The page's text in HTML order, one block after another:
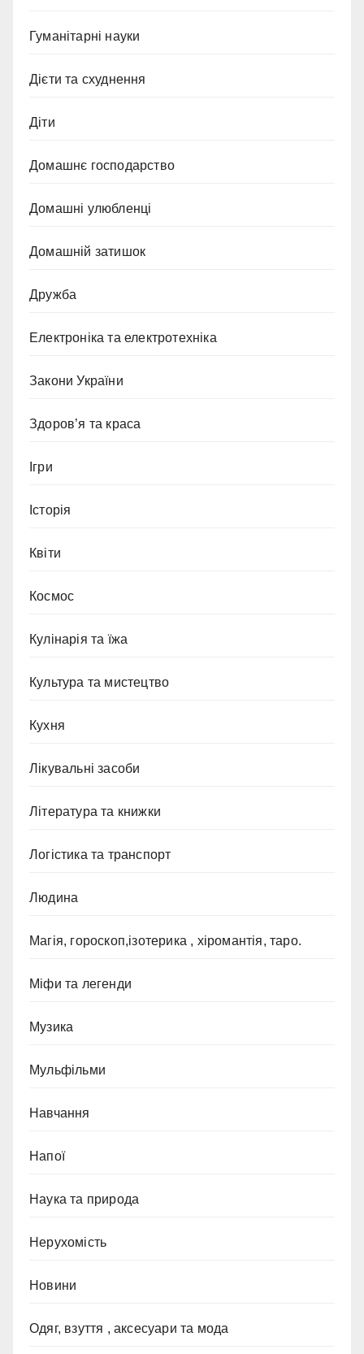
Гуманітарні науки
Дієти та схуднення
Діти
Домашнє господарство
Домашні улюбленці
Домашній затишок
Дружба
Електроніка та електротехніка
Закони України
Здоров’я та краса
Ігри
Історія
Квіти
Космос
Кулінарія та їжа
Культура та мистецтво
Кухня
Лікувальні засоби
Література та книжки
Логістика та транспорт
Людина
Магія, гороскоп,ізотерика , хіромантія, таро.
Міфи та легенди
Музика
Мульфільми
Навчання
Напої
Наука та природа
Нерухомість
Новини
Одяг, взуття , аксесуари та мода